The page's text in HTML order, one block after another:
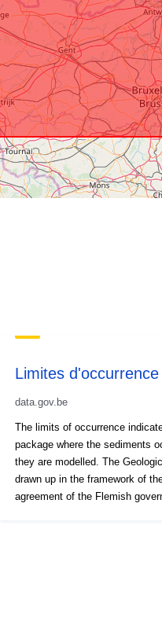
Limites d'occurrence
data.gov.be
The limits of occurrence
package where the sediments
they are modelled. The
drawn up in the framework of
agreement of the Flemish